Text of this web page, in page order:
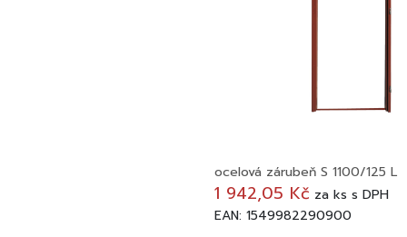
ocelová zárubeň S 1100/125 L
1 942,05 Kč za ks s DPH
EAN: 1549982290900